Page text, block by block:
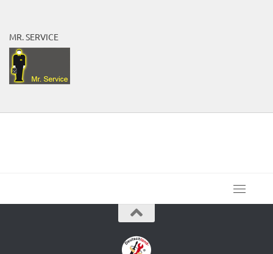
MR. SERVICE